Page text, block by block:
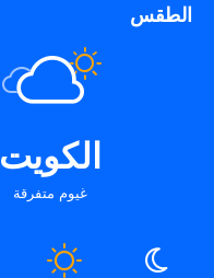
الطقس
الكويت
غيوم متفرقة